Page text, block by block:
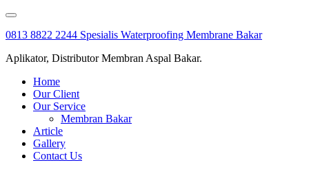
Skip
content
0813 8822 2244 Spesialis Waterproofing Membrane Bakar
Aplikator, Distributor Membran Aspal Bakar.
Home
Our Client
Our Service
Membran Bakar
Article
Gallery
Contact Us